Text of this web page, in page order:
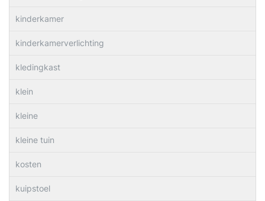
kinderkamer
kinderkamerverlichting
kledingkast
klein
kleine
kleine tuin
kosten
kuipstoel